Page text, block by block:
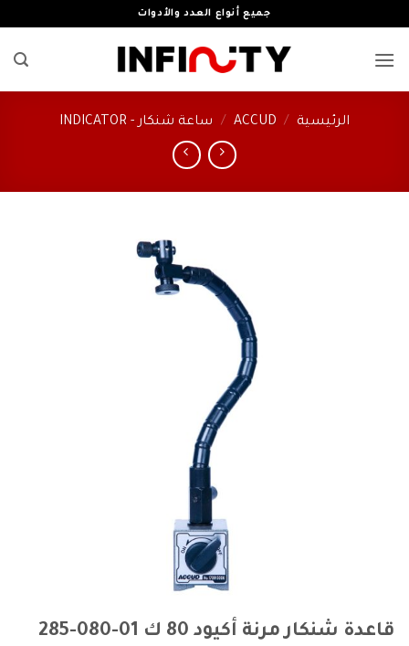
جميع أنواع العدد والأدوات
الرئيسية /
ACCUD
/ ساعة شنكار - INDICATOR
قاعدة شنكار مرنة أكيود 80 ك 01-080-285